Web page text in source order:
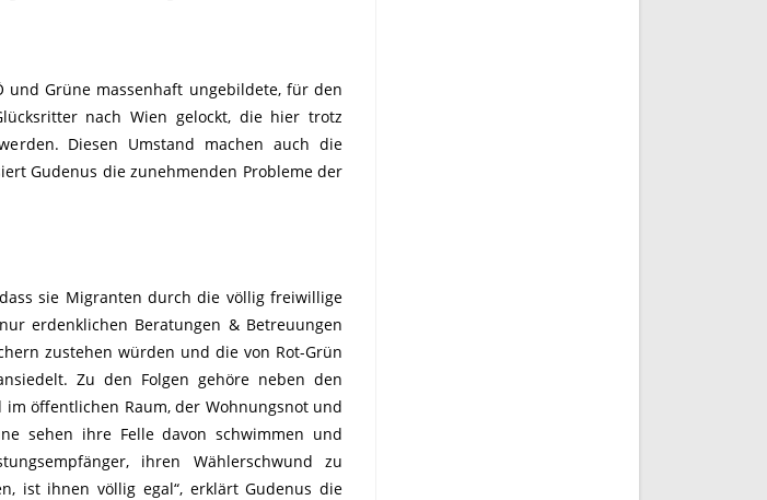
und Grüne massenhaft ungebildete, für den
nach Wien gelockt, die hier trotz
Diesen Umstand machen auch die
Gudenus die zunehmenden Probleme der
sie Migranten durch die völlig freiwillige
erdenklichen Beratungen & Betreuungen
zustehen würden und die von Rot-Grün
Zu den Folgen gehöre neben den
öffentlichen Raum, der Wohnungsnot und
sehen ihre Felle davon schwimmen und
ihren Wählerschwund zu
ist ihnen völlig egal“, erklärt Gudenus die